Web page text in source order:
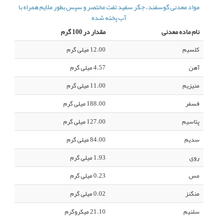
مواد معدنی گوسفند، جگر سفید تفت مختصر و سپس بطور ملایم همراه با
آب پخته شده
نام ماده معدنی
مقدار در 100 گرم
کلسیم
12.00 میلی گرم
آهن
4.57 میلی گرم
منیزیم
11.00 میلی گرم
فسفر
188.00 میلی گرم
پتاسیم
127.00 میلی گرم
سدیم
84.00 میلی گرم
روی
1.93 میلی گرم
مس
0.23 میلی گرم
منگنز
0.02 میلی گرم
سلنیم
21.10 میکروگرم